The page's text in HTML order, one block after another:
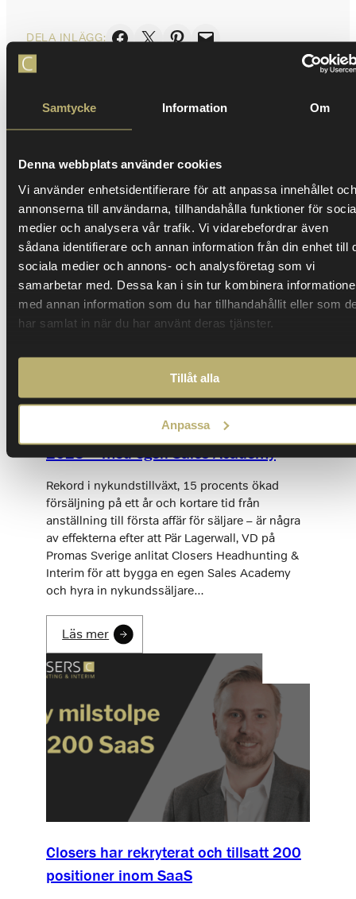
Samtycke Information Om
Denna webbplats använder cookies
Vi använder enhetsidentifierare för att anpassa innehållet och
annonserna till användarna, tillhandahålla funktioner för
medier och analysera vår trafik. Vi vidarebefordrar även
sådana identifierare och annan information från din enhet till
sociala medier och annons- och analysföretag som vi
samarbetar med. Dessa kan i sin tur kombinera
med annan information som du har tillhandahållit eller som
har samlat in när du har använt deras tjänster.
Tillåt alla
Anpassa
DELA INLÄGG: Dela på Facebook
Skicka denna sida med e-postDela på Pinterest
Skicka denna sida med e-post
KUNSKAPSBANK
Relaterat innehåll
1
Promas slog rekord i nykundstillväxt
2025 – med egen Sales Academy
Rekord i nykundstillväxt, 15 procents ökad
försäljning på ett år och kortare tid från
anställning till första affär för säljare – är några
av effekterna efter att Pär Lagerwall, VD på
Promas Sverige anlitat Closers Headhunting &
Interim för att bygga en egen Sales Academy
och hyra in nykundssäljare…
Läs mer
Closers har rekryterat och tillsatt 200
positioner inom SaaS